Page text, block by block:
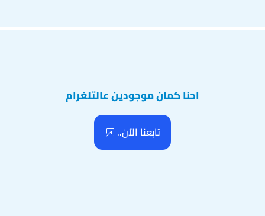
احنا كمان موجودين عالتلغرام
تابعنا الآن..